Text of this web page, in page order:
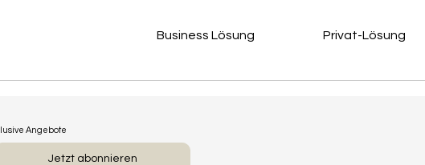
Business Lösung Privat-Lösung
Angebote
Jetzt abonnieren